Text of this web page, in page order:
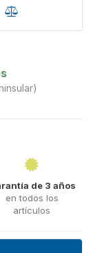
de 3 años
en todos los
artículos